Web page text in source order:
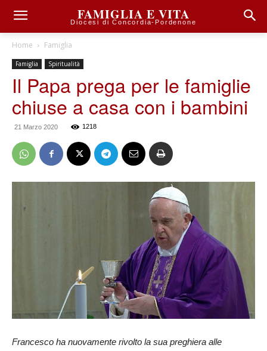
FAMIGLIA E VITA
Diocesi di Concordia-Pordenone
Home Famiglia
Famiglia Spiritualità
Il Papa prega per le famiglie
chiuse a casa con i bambini
21 Marzo 2020 1218
Francesco ha nuovamente rivolto la sua preghiera alle